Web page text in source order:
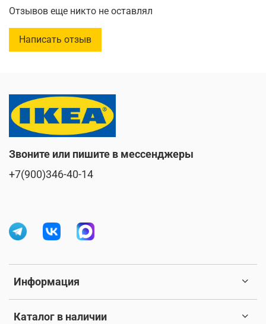
Отзывов еще никто не оставлял
Написать отзыв
Информация
Каталог в наличии
Звоните или пишите в мессенджеры
+7(900)346-40-14